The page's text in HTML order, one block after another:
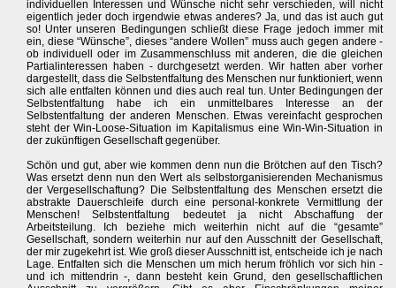
individuellen Interessen und Wünsche nicht sehr verschieden, will nicht
eigentlich jeder doch irgendwie etwas anderes? Ja, und das ist auch gut
so! Unter unseren Bedingungen schließt diese Frage jedoch immer mit
ein, diese “Wünsche”, dieses “andere Wollen” muss auch gegen andere -
ob individuell oder im Zusammenschluss mit anderen, die die gleichen
Partialinteressen haben - durchgesetzt werden. Wir hatten aber vorher
dargestellt, dass die Selbstentfaltung des Menschen nur funktioniert, wenn
sich alle entfalten können und dies auch real tun. Unter Bedingungen der
Selbstentfaltung habe ich ein unmittelbares Interesse an der
Selbstentfaltung der anderen Menschen. Etwas vereinfacht gesprochen
steht der Win-Loose-Situation im Kapitalismus eine Win-Win-Situation in
der zukünftigen Gesellschaft gegenüber.
Schön und gut, aber wie kommen denn nun die Brötchen auf den Tisch?
Was ersetzt denn nun den Wert als selbstorganisierenden Mechanismus
der Vergesellschaftung? Die Selbstentfaltung des Menschen ersetzt die
abstrakte Dauerschleife durch eine personal-konkrete Vermittlung der
Menschen! Selbstentfaltung bedeutet ja nicht Abschaffung der
Arbeitsteilung. Ich beziehe mich weiterhin nicht auf die “gesamte”
Gesellschaft, sondern weiterhin nur auf den Ausschnitt der Gesellschaft,
der mir zugekehrt ist. Wie groß dieser Ausschnitt ist, entscheide ich je nach
Lage. Entfalten sich die Menschen um mich herum fröhlich vor sich hin -
und ich mittendrin -, dann besteht kein Grund, den gesellschaftlichen